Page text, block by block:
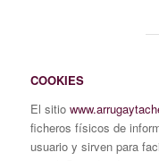
COOKIES
El sitio
ficheros físicos de
usuario y sirven para